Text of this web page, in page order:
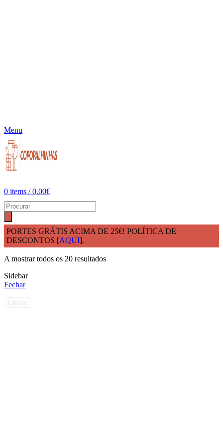
Menu
0 items / 0.00€
PORTES GRÁTIS ACIMA DE 25€! POLÍTICA DE
DESCONTOS [AQUI].
InícioCOPOS ECOCOPO
A mostrar todos os 20 resultados
Sidebar
Fechar